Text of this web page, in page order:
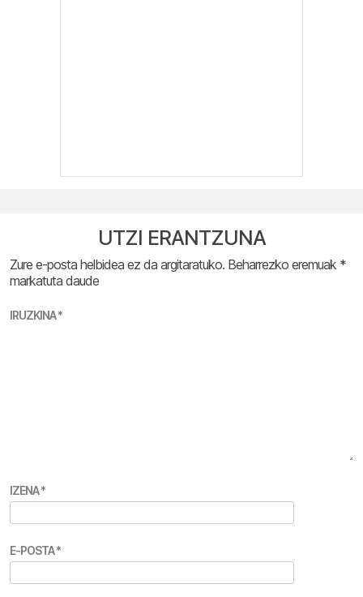
UTZI ERANTZUNA
Zure e-posta helbidea ez da argitaratuko. Beharrezko eremuak *
markatuta daude
IRUZKINA*
IZENA*
E-POSTA*